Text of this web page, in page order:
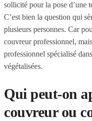
sollicité pour la pose d’une
C’est bien la question qui
plusieurs personnes. Car
couvreur professionnel,
professionnel spécialisé
végétalisées.
Qui peut-on
couvreur ou